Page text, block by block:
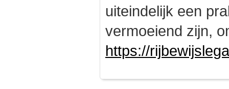
uiteindelijk een
vermoeiend zijn,
https://